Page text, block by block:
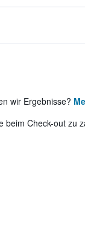
wir Ergebnisse?
beim Check-out zu